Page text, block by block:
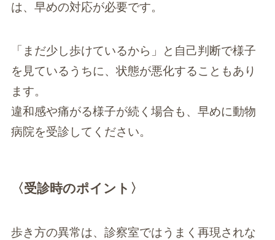
は、早めの対応が必要です。
「まだ少し歩けているから」と自己判断で様子
を見ているうちに、状態が悪化することもあり
ます。
違和感や痛がる様子が続く場合も、早めに動物
病院を受診してください。
〈受診時のポイント〉
歩き方の異常は、診察室ではうまく再現されな